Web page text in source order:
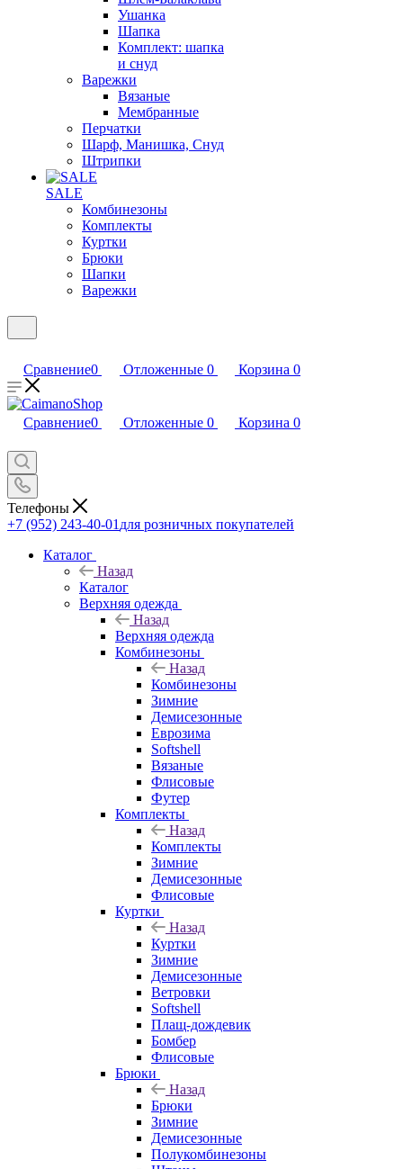
Ушанка
Шапка
Комплект: шапка
и снуд
Варежки
Вязаные
Мембранные
Перчатки
Шарф, Манишка, Снуд
Штрипки
SALE
Комбинезоны
Комплекты
Куртки
Брюки
Шапки
Варежки
Сравнение0 Отложенные 0 Корзина 0
Сравнение0 Отложенные 0 Корзина 0
Телефоны
+7 (952) 243-40-01 для розничных покупателей
Каталог
Назад
Каталог
Верхняя одежда
Назад
Верхняя одежда
Комбинезоны
Назад
Комбинезоны
Зимние
Демисезонные
Еврозима
Softshell
Вязаные
Флисовые
Футер
Комплекты
Назад
Комплекты
Зимние
Демисезонные
Флисовые
Куртки
Назад
Куртки
Зимние
Демисезонные
Ветровки
Softshell
Плащ-дождевик
Бомбер
Флисовые
Брюки
Назад
Брюки
Зимние
Демисезонные
Полукомбинезоны